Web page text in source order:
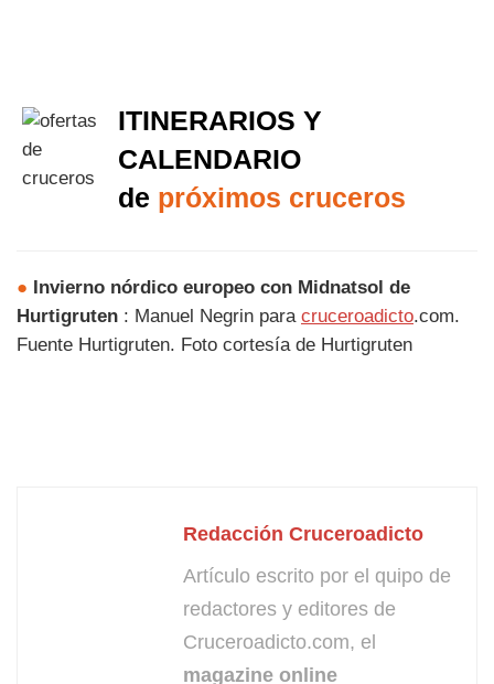
ITINERARIOS Y
CALENDARIO
de próximos cruceros
● Invierno nórdico europeo con Midnatsol de
Hurtigruten : Manuel Negrin para cruceroadicto.com.
Fuente Hurtigruten. Foto cortesía de Hurtigruten
Redacción Cruceroadicto
Artículo escrito por el quipo de
redactores y editores de
Cruceroadicto.com, el
magazine online